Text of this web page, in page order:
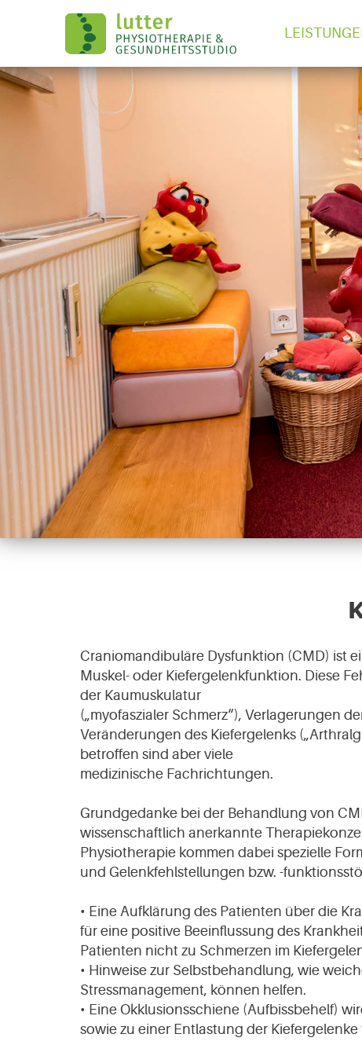
LEISTUNGEN
Craniomandibuläre Dysfunktion (CMD) ist
Muskel- oder Kiefergelenkfunktion. Diese
der Kaumuskulatur
(„myofaszialer Schmerz“), Verlagerungen
Veränderungen des Kiefergelenks
betroffen sind aber viele
medizinische Fachrichtungen.
Grundgedanke bei der Behandlung von
wissenschaftlich anerkannte
Physiotherapie kommen dabei spezielle
und Gelenkfehlstellungen bzw. -
• Eine Aufklärung des Patienten über die
für eine positive Beeinflussung des
Patienten nicht zu Schmerzen im
• Hinweise zur Selbstbehandlung, wie
Stressmanagement, können helfen.
• Eine Okklusionsschiene (Aufbissbehelf)
sowie zu einer Entlastung der Kiefergelenke